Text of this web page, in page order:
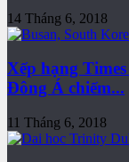
14 Tháng 6, 2018
Xếp hạng
Đông Á chiếm...
11 Tháng 6, 2018